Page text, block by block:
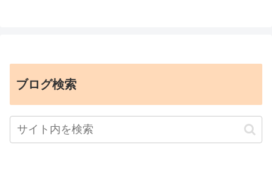
ブログ検索